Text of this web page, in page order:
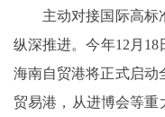
主动对接国际高标准
纵深推进。今年12月
海南自贸港将正式启动
贸易港，从进博会等重